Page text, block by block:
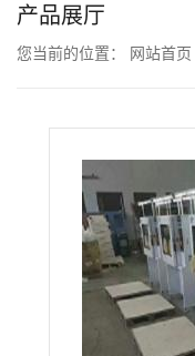
页
公
产品展厅
您当前的位置： 网站首页